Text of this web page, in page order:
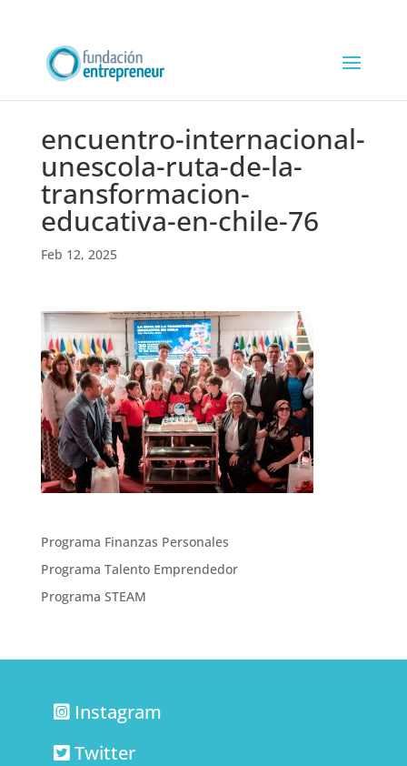
encuentro-internacional-
unescola-ruta-de-la-
transformacion-
educativa-en-chile-76
Feb 12, 2025
Programa Finanzas Personales
Programa Talento Emprendedor
Programa STEAM
Instagram
Twitter